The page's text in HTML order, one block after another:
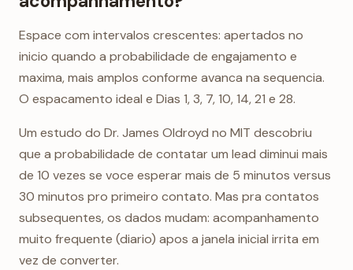
Espace com intervalos crescentes: apertados no
inicio quando a probabilidade de engajamento e
maxima, mais amplos conforme avanca na sequencia.
O espacamento ideal e Dias 1, 3, 7, 10, 14, 21 e 28.
Um estudo do Dr. James Oldroyd no MIT descobriu
que a probabilidade de contatar um lead diminui mais
de 10 vezes se voce esperar mais de 5 minutos versus
30 minutos pro primeiro contato. Mas pra contatos
subsequentes, os dados mudam: acompanhamento
muito frequente (diario) apos a janela inicial irrita em
vez de converter.